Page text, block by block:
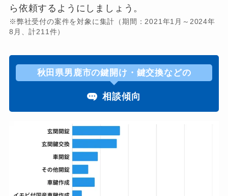
ら依頼するようにしましょう。
※弊社受付の案件を対象に集計（期間：2021年1月～2024年
8月、計211件）
秋田県男鹿市の鍵開け・鍵交換などの
相談傾向